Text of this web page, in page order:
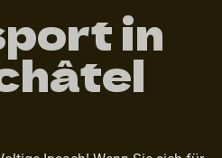
in